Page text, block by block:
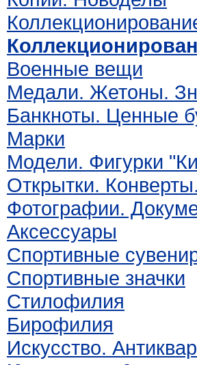
Военные вещи
Медали. Жетоны.
Банкноты. Ценные
Марки
Модели. Фигурки
Открытки.
Фотографии.
Аксессуары
Спортивные
Спортивные значки
Стилофилия
Бирофилия
Искусство.